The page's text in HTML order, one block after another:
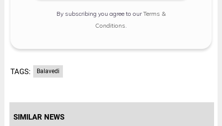
By subscribing you agree to ourTerms &
Conditions
TAGS: Balavedi
SIMILAR NEWS